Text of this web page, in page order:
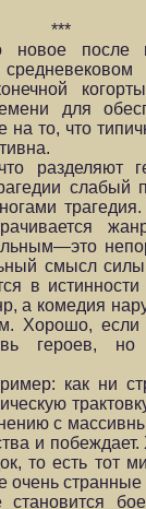
***
после
для
то, что
разделяют
слабый
смысл
в истинности
а комедия
Хорошо, если
героев,
как ни
с
и
то есть тот
очень